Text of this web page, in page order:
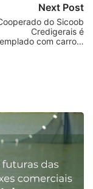
Next Post
do Sicoob
Credigerais é
com carro…